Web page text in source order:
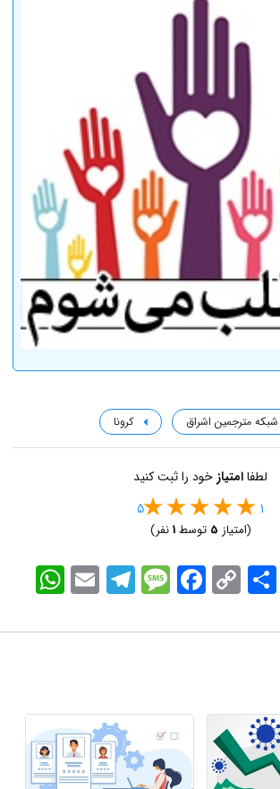
شبکه مترجمین اشراق کرونا
لطفاامتیازخود را ثبت کنید
1
5
(امتیاز 5 توسط1نفر)
WhatsApp EmailTelegramMessageFacebook Copy
Link
اشتراک